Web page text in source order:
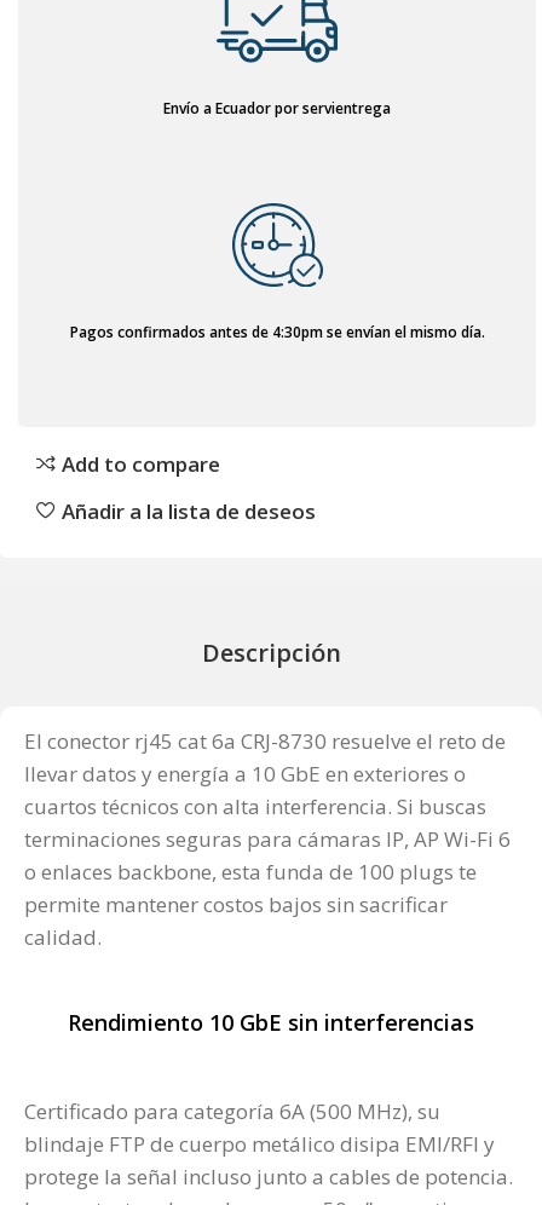
Envío a Ecuador por servientrega
Pagos confirmados antes de 4:30pm se envían el mismo día.
Add to compare
Añadir a la lista de deseos
Descripción
El conector rj45 cat 6a CRJ-8730 resuelve el reto de
llevar datos y energía a 10 GbE en exteriores o
cuartos técnicos con alta interferencia. Si buscas
terminaciones seguras para cámaras IP, AP Wi-Fi 6
o enlaces backbone, esta funda de 100 plugs te
permite mantener costos bajos sin sacrificar
calidad.
Rendimiento 10 GbE sin interferencias
Certificado para categoría 6A (500 MHz), su
blindaje FTP de cuerpo metálico disipa EMI/RFI y
protege la señal incluso junto a cables de potencia.